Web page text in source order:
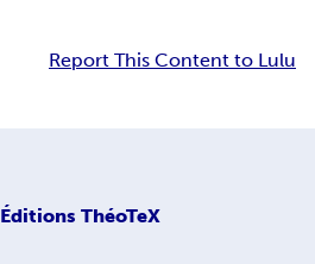
Report This Content to Lulu
Éditions ThéoTeX